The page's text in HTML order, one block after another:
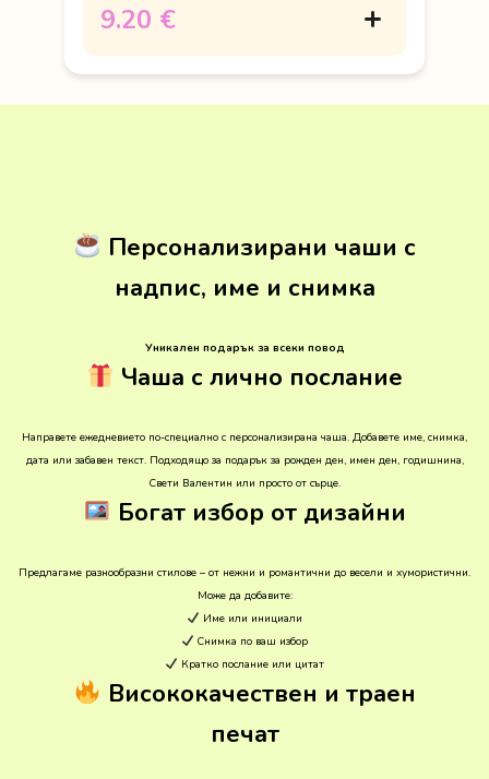
9.20 €
Персонализирани чаши с
надпис, име и снимка
Уникален подарък за всеки повод
Чаша с лично послание
Направете ежедневието по-специално с персонализирана чаша. Добавете име, снимка,
дата или забавен текст. Подходящо за подарък за рожден ден, имен ден, годишнина,
Свети Валентин или просто от сърце.
Богат избор от дизайни
Предлагаме разнообразни стилове – от нежни и романтични до весели и хумористични.
Може да добавите:
Име или инициали
Снимка по ваш избор
Кратко послание или цитат
Висококачествен и траен
печат